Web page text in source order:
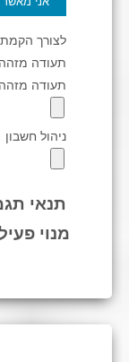
לצורך
תעודה מזהה
תעודה מזהה
ניהול חשבון
תנאי
מנוי פעיל 120